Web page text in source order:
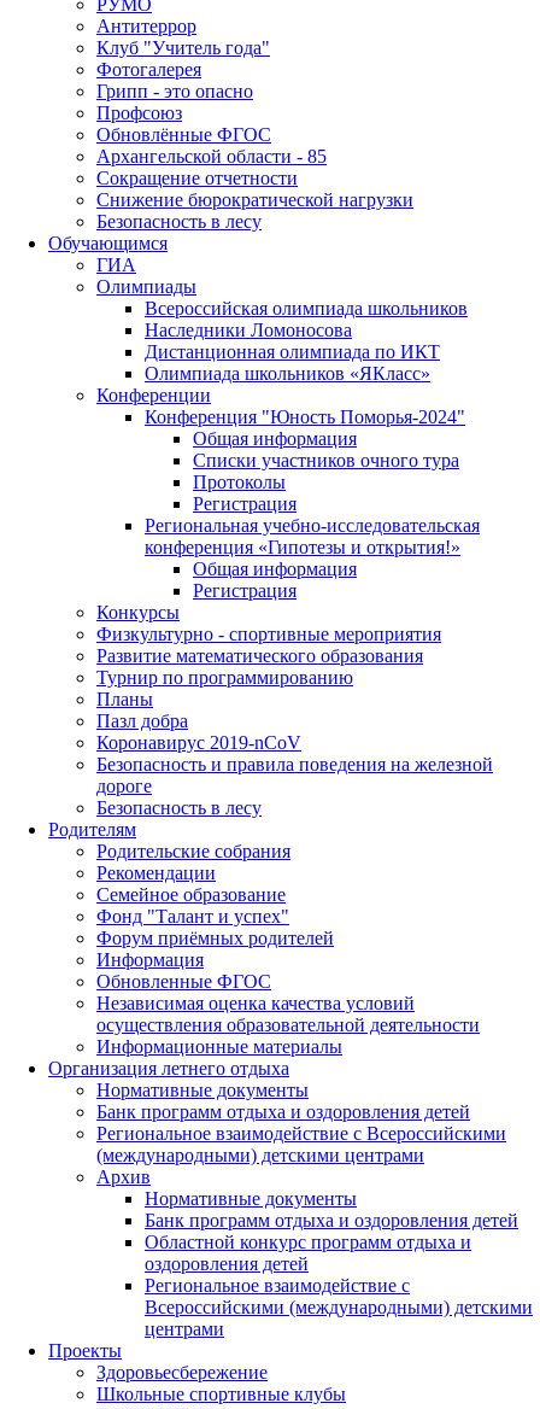
Антитеррор
Клуб "Учитель года"
Фотогалерея
Грипп - это опасно
Профсоюз
Обновлённые ФГОС
Архангельской области - 85
Сокращение отчетности
Снижение бюрократической нагрузки
Безопасность в лесу
Обучающимся
ГИА
Олимпиады
Всероссийская олимпиада школьников
Наследники Ломоносова
Дистанционная олимпиада по ИКТ
Олимпиада школьников «ЯКласс»
Конференции
Конференция "Юность Поморья-2024"
Общая информация
Списки участников очного тура
Протоколы
Регистрация
Региональная учебно-исследовательская
конференция «Гипотезы и открытия!»
Общая информация
Регистрация
Конкурсы
Физкультурно - спортивные мероприятия
Развитие математического образования
Турнир по программированию
Планы
Пазл добра
Коронавирус 2019-nCoV
Безопасность и правила поведения на железной
дороге
Безопасность в лесу
Родителям
Родительские собрания
Рекомендации
Семейное образование
Фонд "Талант и успех"
Форум приёмных родителей
Информация
Обновленные ФГОС
Независимая оценка качества условий
осуществления образовательной деятельности
Информационные материалы
Организация летнего отдыха
Нормативные документы
Банк программ отдыха и оздоровления детей
Региональное взаимодействие с Всероссийскими
(международными) детскими центрами
Архив
Нормативные документы
Банк программ отдыха и оздоровления детей
Областной конкурс программ отдыха и
оздоровления детей
Региональное взаимодействие с
Всероссийскими (международными) детскими
центрами
Проекты
Здоровьесбережение
Школьные спортивные клубы